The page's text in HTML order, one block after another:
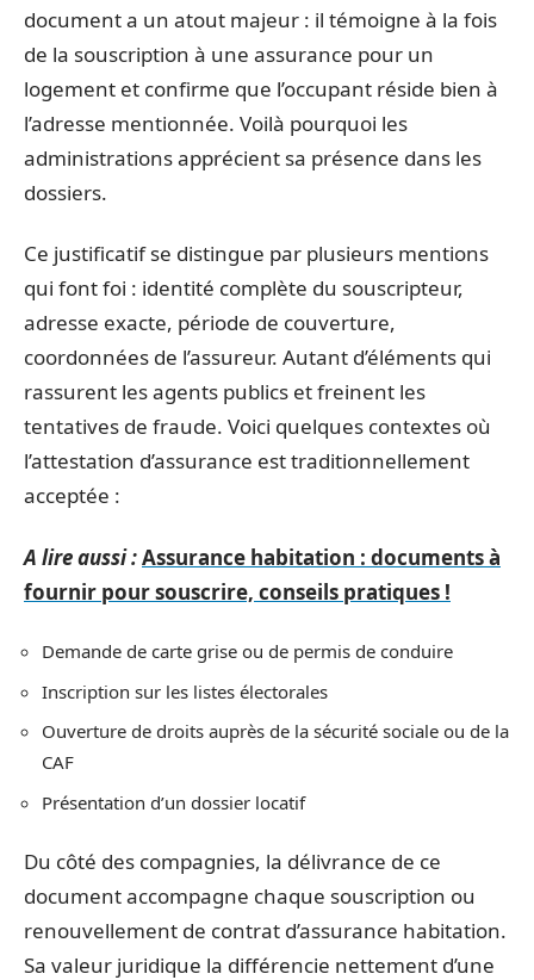
document a un atout majeur : il témoigne à la fois
de la souscription à une assurance pour un
logement et confirme que l’occupant réside bien à
l’adresse mentionnée. Voilà pourquoi les
administrations apprécient sa présence dans les
dossiers.
Ce justificatif se distingue par plusieurs mentions
qui font foi : identité complète du souscripteur,
adresse exacte, période de couverture,
coordonnées de l’assureur. Autant d’éléments qui
rassurent les agents publics et freinent les
tentatives de fraude. Voici quelques contextes où
l’attestation d’assurance est traditionnellement
acceptée :
A lire aussi :Assurance habitation : documents à
fournir pour souscrire, conseils pratiques !
Demande de carte grise ou de permis de conduire
Inscription sur les listes électorales
Ouverture de droits auprès de la sécurité sociale ou de la
CAF
Présentation d’un dossier locatif
Du côté des compagnies, la délivrance de ce
document accompagne chaque souscription ou
renouvellement de contrat d’assurance habitation.
Sa valeur juridique la différencie nettement d’une